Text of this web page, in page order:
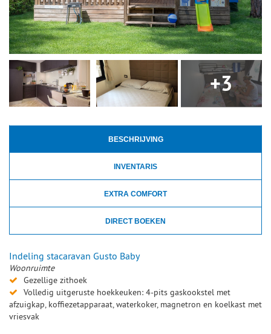
+3
BESCHRIJVING
INVENTARIS
EXTRA COMFORT
DIRECT BOEKEN
Indeling stacaravan Gusto Baby
Woonruimte
Gezellige zithoek
Volledig uitgeruste hoekkeuken: 4-pits gaskookstel met
afzuigkap, koffiezetapparaat, waterkoker, magnetron en koelkast met
vriesvak